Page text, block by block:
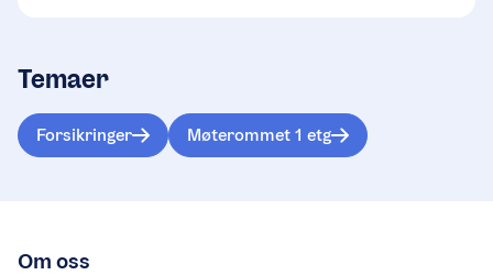
Temaer
Forsikringer Møterommet 1 etg
Om oss